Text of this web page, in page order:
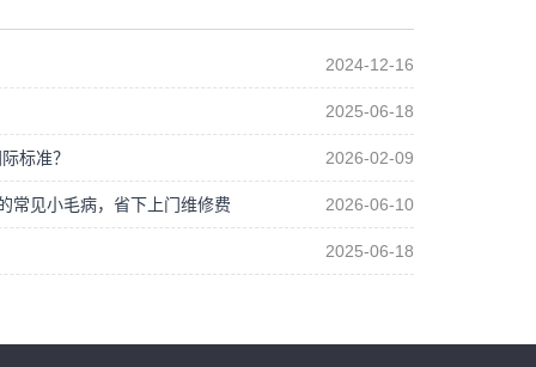
2024-12-16
2025-06-18
标准？ 2026-02-09
常见小毛病，省下上门维修费 2026-06-10
2025-06-18